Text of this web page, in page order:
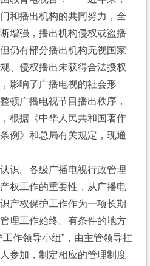
和播出机构的共同努力，全
增强，播出机构侵权或盗播
仍有部分播出机构无视国家
、侵权播出未获得合法授权
影响了广播电视的社会形
顿广播电视节目播出秩序，
根据《中华人民共和国著作
例》和总局有关规定，现通
识。各级广播电视行政管理
权工作的重要性，从广播电
产权保护工作作为一项长期
理工作始终。有条件的地方
作领导小组”，由主管领导挂
参加，制定相应的管理制度